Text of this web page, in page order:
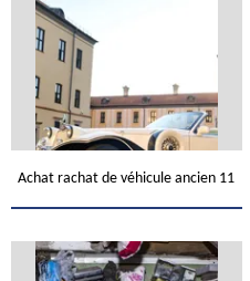
Achat rachat de véhicule ancien 11